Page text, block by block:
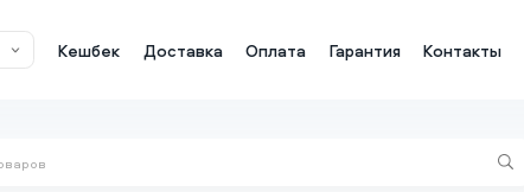
Кешбек Доставка Оплата Гарантия Контакты